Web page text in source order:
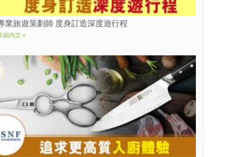
業旅遊策劃師 度身訂造深度遊行程
細內文 »